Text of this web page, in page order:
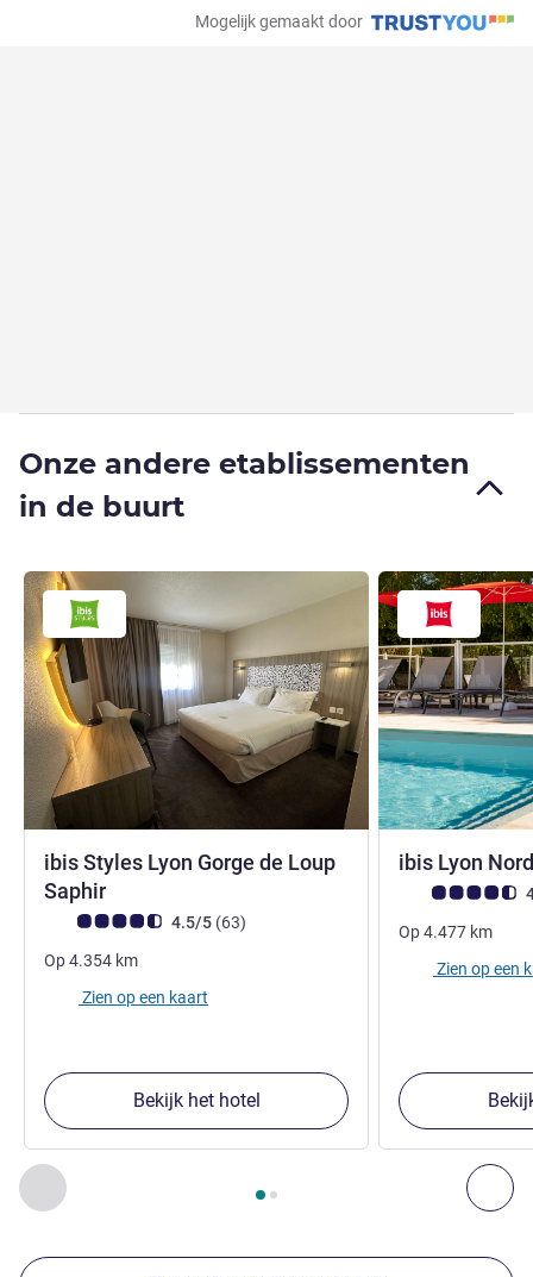
Mogelijk gemaakt door
Onze andere etablissementen
in de buurt
Vorige - Onze andere etablissementen in de buurt
Pagina , Onze andere etablissementen in de buurt 1
ibis Styles Lyon Gorge de Loup
Saphir
Avis-klantbeoordeling (ALL beoordeling)
4.5/5 (63beoordelingen
)
Op4.354 km
Zien op een kaart
Bekijk het hotel
ibis Lyon
Avis-
Op4.477 km
Zien op een